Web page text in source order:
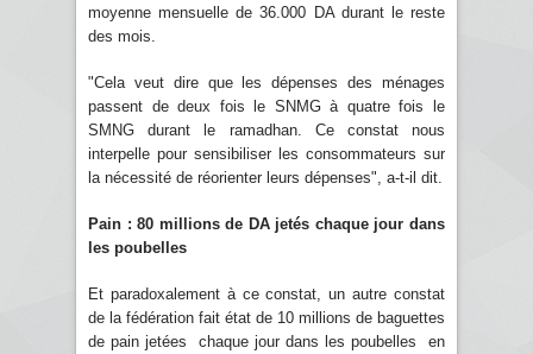
moyenne mensuelle de 36.000 DA durant le reste
des mois.
"Cela veut dire que les dépenses des ménages
passent de deux fois le SNMG à quatre fois le
SMNG durant le ramadhan. Ce constat nous
interpelle pour sensibiliser les consommateurs sur
la nécessité de réorienter leurs dépenses", a-t-il dit.
Pain : 80 millions de DA jetés chaque jour dans
les poubelles
Et paradoxalement à ce constat, un autre constat
de la fédération fait état de 10 millions de baguettes
de pain jetées chaque jour dans les poubelles en